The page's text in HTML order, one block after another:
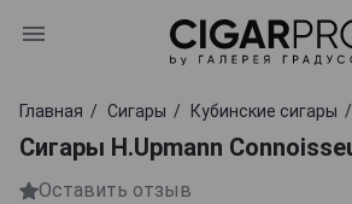
Главная Сигары Кубинские сигары
Сигары H.Upmann
Оставить отзыв